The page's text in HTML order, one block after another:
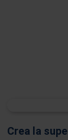
Crea la